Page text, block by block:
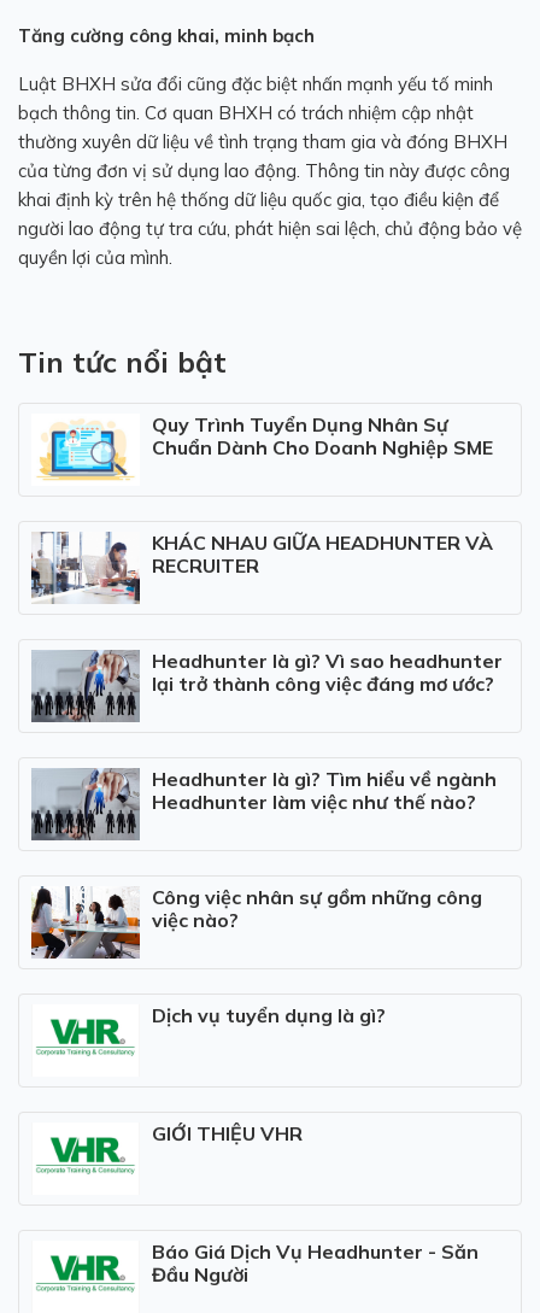
Tăng cường công khai, minh bạch
Luật BHXH sửa đổi cũng đặc biệt nhấn mạnh yếu tố minh
bạch thông tin. Cơ quan BHXH có trách nhiệm cập nhật
thường xuyên dữ liệu về tình trạng tham gia và đóng BHXH
của từng đơn vị sử dụng lao động. Thông tin này được công
khai định kỳ trên hệ thống dữ liệu quốc gia, tạo điều kiện để
người lao động tự tra cứu, phát hiện sai lệch, chủ động bảo vệ
quyền lợi của mình.
Tin tức nổi bật
Quy Trình Tuyển Dụng Nhân Sự
Chuẩn Dành Cho Doanh Nghiệp SME
KHÁC NHAU GIỮA HEADHUNTER VÀ
RECRUITER
Headhunter là gì? Vì sao headhunter
lại trở thành công việc đáng mơ ước?
Headhunter là gì? Tìm hiểu về ngành
Headhunter làm việc như thế nào?
Công việc nhân sự gồm những công
việc nào?
Dịch vụ tuyển dụng là gì?
GIỚI THIỆU VHR
Báo Giá Dịch Vụ Headhunter - Săn
Đầu Người